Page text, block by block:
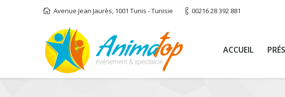
Avenue Jean Jaurès, 1001 Tunis - Tunisie 00216 28 392 881
ACCUEIL